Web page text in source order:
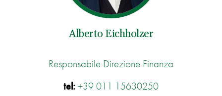
Alberto Eichholzer
Responsabile Direzione Finanza
tel:+39 011 15630250